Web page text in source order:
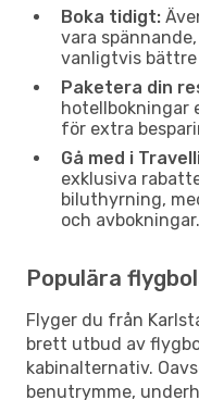
Boka tidigt:
vara
vanligtvis
Paketera din
hotellbokningar
för extra
Gå med i
exklusiva
biluthyrning,
och avbokningar.
Populära
Flyger du från
brett utbud av
kabinalternativ.
benutrymme,